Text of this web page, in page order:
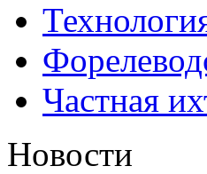
Частная
Новости